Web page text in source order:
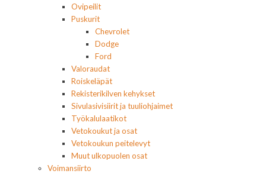
Ovipeilit
Puskurit
Chevrolet
Dodge
Ford
Valoraudat
Roiskeläpät
Rekisterikilven kehykset
Sivulasivisiirit ja tuuliohjaimet
Työkalulaatikot
Vetokoukut ja osat
Vetokoukun peitelevyt
Muut ulkopuolen osat
Voimansiirto